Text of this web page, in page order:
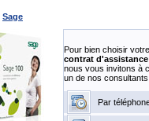
Sage
Pour bien choisir votre
contrat
nous vous invitons à
un de nos consultants
Par